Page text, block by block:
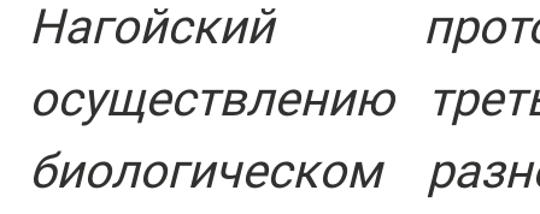
Нагойский
осуществлению
биологическом